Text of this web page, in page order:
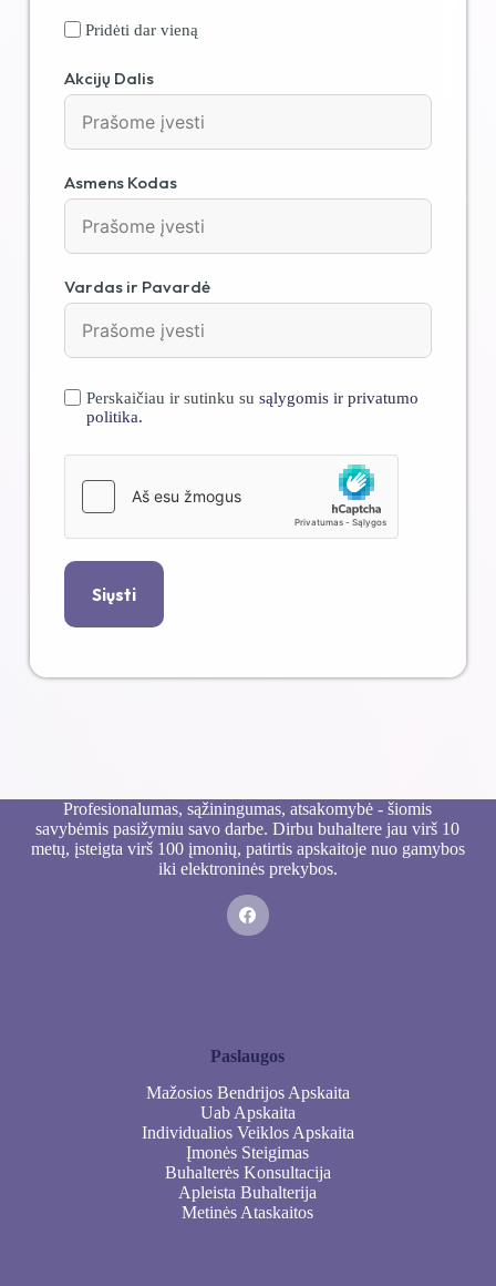
Pridėti dar vieną
Vardas ir Pavardė
Asmens Kodas
Akcijų Dalis
Perskaičiau ir sutinku susąlygomis ir privatumo
politika.
Siųsti
Profesionalumas, sąžiningumas, atsakomybė - šiomis
savybėmis pasižymiu savo darbe. Dirbu buhaltere jau virš 10
metų, įsteigta virš 100 įmonių, patirtis apskaitoje nuo gamybos
iki elektroninės prekybos.
Paslaugos
Mažosios Bendrijos Apskaita
Uab Apskaita
Individualios Veiklos Apskaita
Įmonės Steigimas
Buhalterės Konsultacija
Apleista Buhalterija
Metinės Ataskaitos